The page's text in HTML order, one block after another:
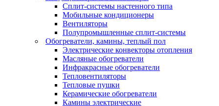
Сплит-системы настенного типа
Мобильные кондиционеры
Вентиляторы
Полупромышленные сплит-системы
Обогреватели, камины, теплый пол
Электрические конвекторы отопления
Масляные обогреватели
Инфракрасные обогреватели
Тепловентиляторы
Тепловые пушки
Керамические обогреватели
Камины электрические